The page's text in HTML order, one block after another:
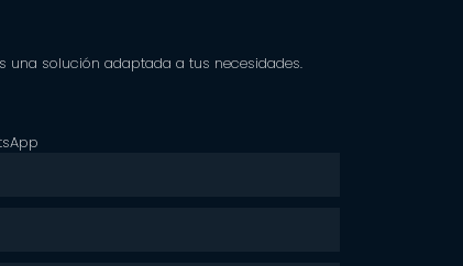
una solución adaptada a tus necesidades.